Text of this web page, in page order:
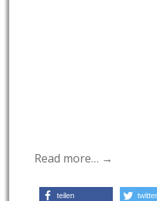
Read more… →
teilen